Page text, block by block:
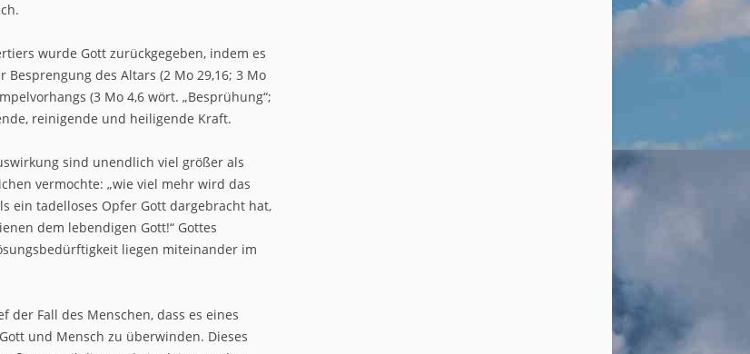
wurde Gott zurückgegeben, indem es
des Altars (2 Mo 29,16; 3 Mo
(3 Mo 4,6 wört. „Besprühung“;
reinigende und heiligende Kraft.
sind unendlich viel größer als
vermochte: „wie viel mehr wird das
ein tadelloses Opfer Gott dargebracht hat,
dem lebendigen Gott!“ Gottes
liegen miteinander im
der Fall des Menschen, dass es eines
und Mensch zu überwinden. Dieses